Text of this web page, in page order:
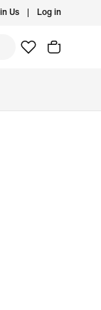
Us Log in